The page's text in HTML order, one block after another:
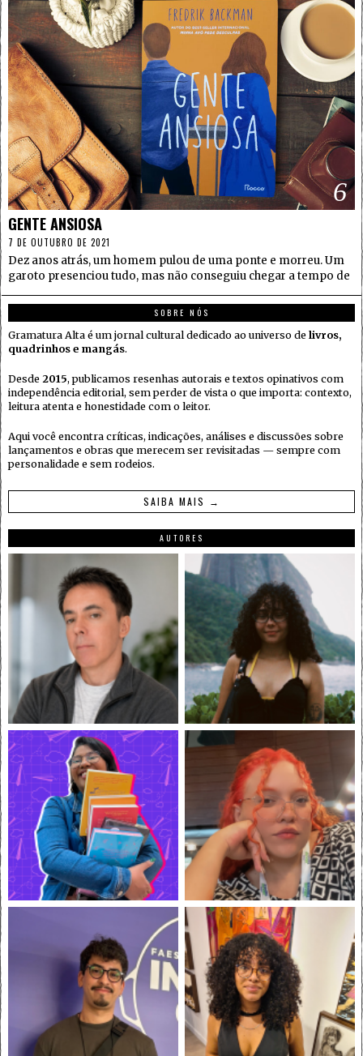
6
GENTE ANSIOSA
7 DE OUTUBRO DE 2021
Dez anos atrás, um homem pulou de uma ponte e morreu. Um
garoto presenciou tudo, mas não conseguiu chegar a tempo de
SOBRE NÓS
Gramatura Alta é um jornal cultural dedicado ao universo de livros,
quadrinhos e mangás.
Desde 2015, publicamos resenhas autorais e textos opinativos com
independência editorial, sem perder de vista o que importa: contexto,
leitura atenta e honestidade com o leitor.
Aqui você encontra críticas, indicações, análises e discussões sobre
lançamentos e obras que merecem ser revisitadas — sempre com
personalidade e sem rodeios.
SAIBA MAIS →
AUTORES